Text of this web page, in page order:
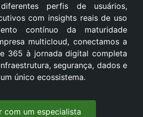
perfis de usuários,
com insights reais de uso
contínuo da maturidade
multicloud, conectamos a
365 à jornada digital completa
segurança, dados e
único ecossistema.
com um especialista